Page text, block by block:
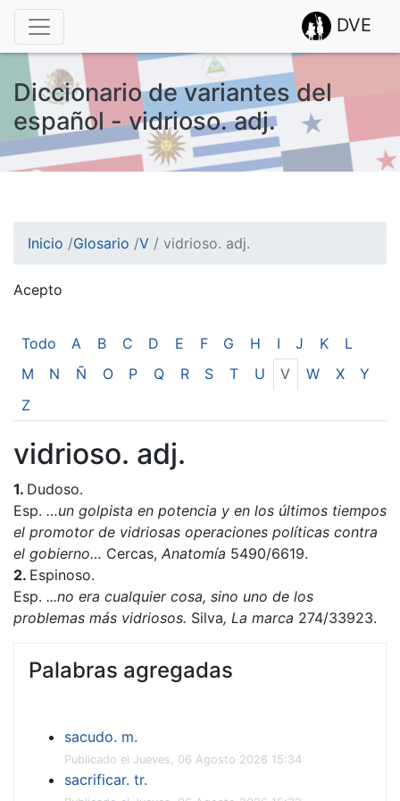
DVE
Diccionario de variantes del
español - vidrioso. adj.
Inicio /Glosario /V / vidrioso. adj.
Acepto
Todo A B C D E F G H I J K
L
M
N Ñ O P Q R S T U V W X
Y
Z
vidrioso. adj.
1. Dudoso.
Esp. …un golpista en potencia y en los últimos tiempos
el promotor de vidriosas operaciones políticas contra
el gobierno… Cercas, Anatomía 5490/6619.
2. Espinoso.
Esp. ...no era cualquier cosa, sino uno de los
problemas más vidriosos. Silva, La marca 274/33923.
Palabras agregadas
sacudo. m.
Publicado el Jueves, 06 Agosto 2026 15:34
sacrificar. tr.